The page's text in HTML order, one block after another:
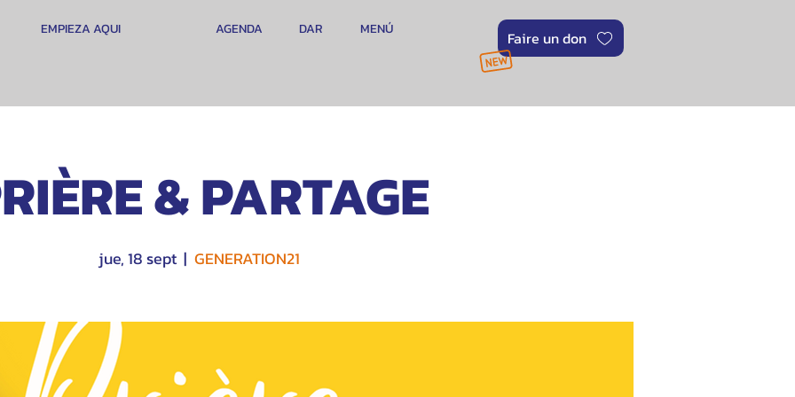
EMPIEZA AQUI DAR MENÚ
AGENDA Faire un don
& PARTAGE
jue, 18 sept
  |
GENERATION21